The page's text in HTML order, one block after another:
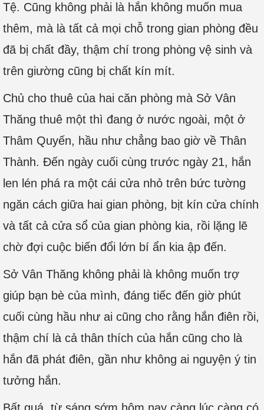
Tệ. Cũng không phải là hắn không muốn mua
thêm, mà là tất cả mọi chỗ trong gian phòng đều
đã bị chất đầy, thậm chí trong phòng vệ sinh và
trên giường cũng bị chất kín mít.
Chủ cho thuê của hai căn phòng mà Sở Vân
Thăng thuê một thì đang ở nước ngoài, một ở
Thâm Quyến, hầu như chẳng bao giờ về Thân
Thành. Đến ngày cuối cùng trước ngày 21, hắn
len lén phá ra một cái cửa nhỏ trên bức tường
ngăn cách giữa hai gian phòng, bịt kín cửa chính
và tất cả cửa sổ của gian phòng kia, rồi lặng lẽ
chờ đợi cuộc biến đổi lớn bí ẩn kia ập đến.
Sở Vân Thăng không phải là không muốn trợ
giúp bạn bè của mình, đáng tiếc đến giờ phút
cuối cùng hầu như ai cũng cho rằng hắn điên rồi,
thậm chí là cả thân thích của hắn cũng cho là
hắn đã phát điên, gần như không ai nguyện ý tin
tưởng hắn.